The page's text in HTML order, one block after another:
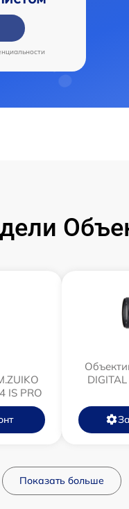
IS PRO
Показать больше